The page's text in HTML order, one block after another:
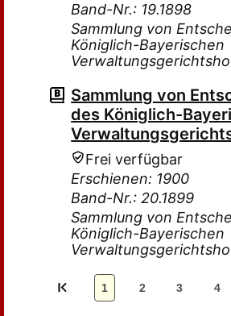
Band-Nr.: 19.1898
Sammlung von
Königlich-Bayerischen
Sammlung von
des Königlich-
Frei verfügbar
Erschienen: 1900
Band-Nr.: 20.1899
Sammlung von
Königlich-Bayerischen
1 2 3 4